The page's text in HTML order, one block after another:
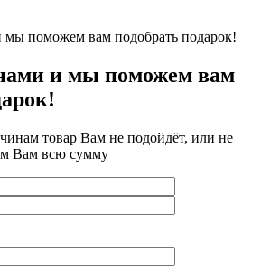
и мы поможем вам
товар Вам не подойдёт, или не
Вам всю сумму